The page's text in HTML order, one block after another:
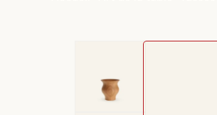
Passer aux